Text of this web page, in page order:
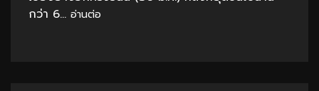
กว่า 6... อ่านต่อ